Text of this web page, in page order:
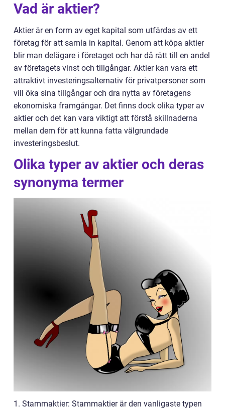
Vad är aktier?
Aktier är en form av eget kapital som utfärdas av ett
företag för att samla in kapital. Genom att köpa aktier
blir man delägare i företaget och har då rätt till en andel
av företagets vinst och tillgångar. Aktier kan vara ett
attraktivt investeringsalternativ för privatpersoner som
vill öka sina tillgångar och dra nytta av företagens
ekonomiska framgångar. Det finns dock olika typer av
aktier och det kan vara viktigt att förstå skillnaderna
mellan dem för att kunna fatta välgrundade
investeringsbeslut.
Olika typer av aktier och deras
synonyma termer
1. Stammaktier: Stammaktier är den vanligaste typen